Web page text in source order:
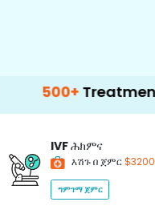
Treatment Options
IVFሕክምና
እሽጉ በ ጀምር$3200
ግምገማ ጀምር